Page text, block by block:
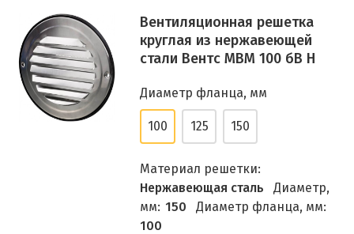
Вентиляционная решетка
круглая из нержавеющей
стали Вентс МВМ 100 бВ Н
Диаметр фланца, мм
100 125 150
Материал решетки:
Нержавеющая сталь
Диаметр,
мм: 150
Диаметр фланца, мм:
100